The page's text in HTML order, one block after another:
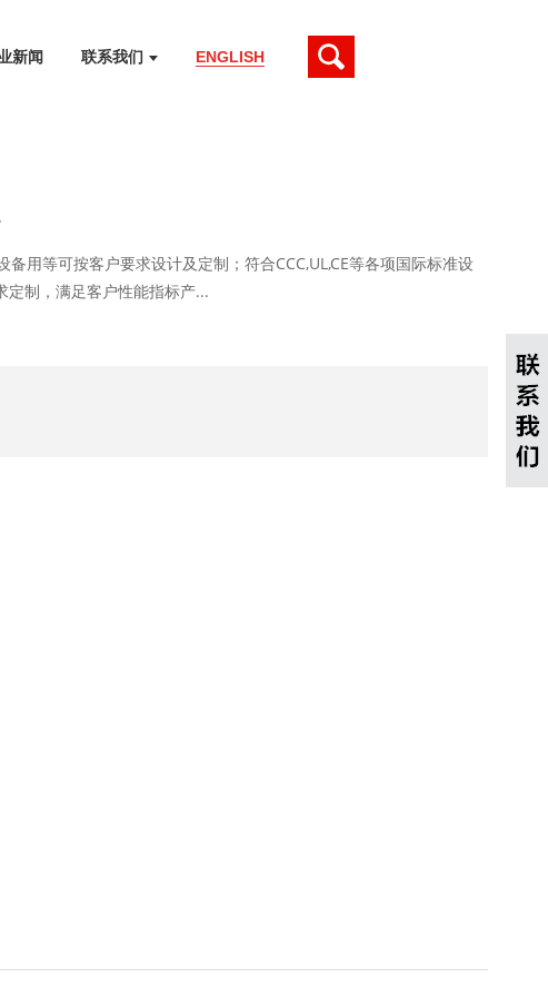
新闻 联系我们 ENGLISH
备用等可按客户要求设计及定制；符合CCC,UL,CE等各项国际标准设
定制，满足客户性能指标产...